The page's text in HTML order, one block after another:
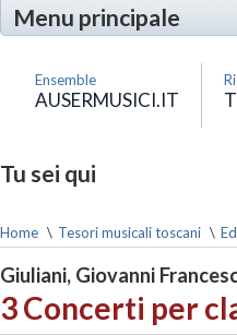
Menu principale
Ensemble
AUSERMUSICI.IT
Tu sei qui
Home \ Tesori musicali toscani \
Giuliani, Giovanni
3 Concerti per